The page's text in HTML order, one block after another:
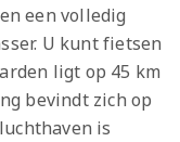
een volledig
U kunt fietsen
ligt op 45 km
bevindt zich op
is